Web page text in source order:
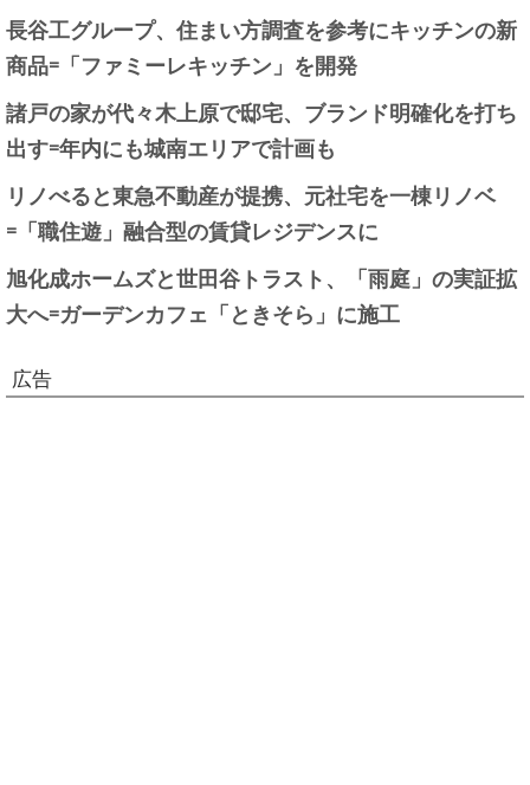
長谷工グループ、住まい方調査を参考にキッチンの新
商品=「ファミーレキッチン」を開発
諸戸の家が代々木上原で邸宅、ブランド明確化を打ち
出す=年内にも城南エリアで計画も
リノべると東急不動産が提携、元社宅を一棟リノベ
=「職住遊」融合型の賃貸レジデンスに
旭化成ホームズと世田谷トラスト、「雨庭」の実証拡
大へ=ガーデンカフェ「ときそら」に施工
広告